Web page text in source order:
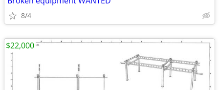
8/4
$22,000